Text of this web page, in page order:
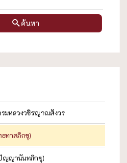
ค้นหา
รมหลวงวชิรญาณสังวร
ธทาสภิกขุ)
ญญานันทภิกขุ)